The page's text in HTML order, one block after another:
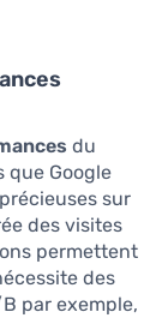
du
que Google
sur
des visites
permettent
des
par exemple,